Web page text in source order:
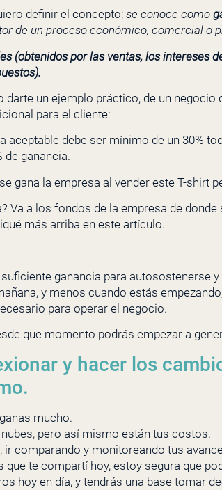
definir el concepto;se conoce como
de un proceso económico, comercial o
(obtenidos por las ventas, los intereses
.
un ejemplo práctico, de un negocio
para el cliente:
aceptable debe ser mínimo de un 30%
de ganancia.
gana la empresa al vender este T-shirt
Va a los fondos de la empresa de
más arriba en este artículo.
ganancia para autosostenerse
y menos cuando estás
para operar el negocio.
que momento podrás empezar a
y hacer los
mucho.
pero así mismo están tus costos.
ir comparando y monitoreando tus
te compartí hoy, estoy segura que
hoy en día, y tendrás una base tomar